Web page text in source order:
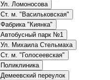
Ул. Ломоносова
Ст. м. "Васильковская"
Фабрика "Киянка"
Автобусный парк №1
Ул. Михаила Стельмаха
Ст. м. "Голосеевская"
Поликлиника
Демеевский переулок